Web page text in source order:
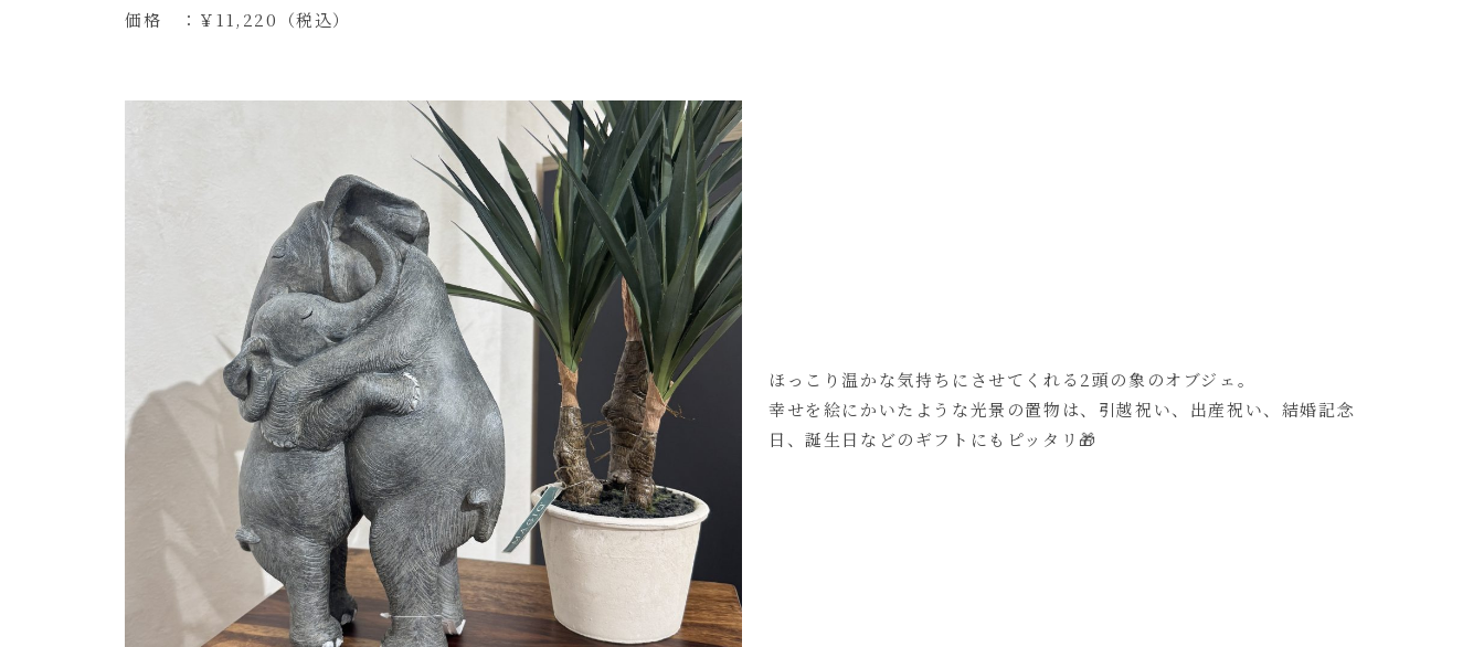
価格 ：￥11,220（税込）
ほっこり温かな気持ちにさせてくれる2頭の象のオブジェ。
幸せを絵にかいたような光景の置物は、引越祝い、出産祝い、結婚記念
日、誕生日などのギフトにもピッタリ🎁